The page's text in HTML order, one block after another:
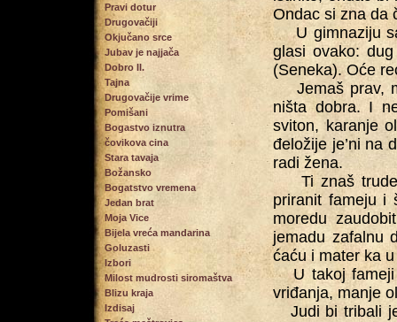
Pravi dotur
Drugovačiji
Okjučano srce
Jubav je najjača
Dobro II.
Tajna
Drugovačije vrime
Pomišani
Bogastvo iznutra
čovikova cina
Stara tavaja
Božansko
Bogatstvo vremena
Jedan brat
Moja Vice
Bijela vreća mandarina
Goluzasti
Izbori
Milost mudrosti siromaštva
Blizu kraja
Izdisaj
Ondac si zna da
U gimnaziju
glasi ovako:
(Seneka). Oće
Jemaš prav,
ništa dobra. I
sviton, karanje
đeložije je’ni na
radi žena.
Ti znaš trude
priranit fameju i
moredu
jemadu zafalnu
ćaću i mater ka
U takoj fameji i
vriđanja, manje
Judi bi tribali